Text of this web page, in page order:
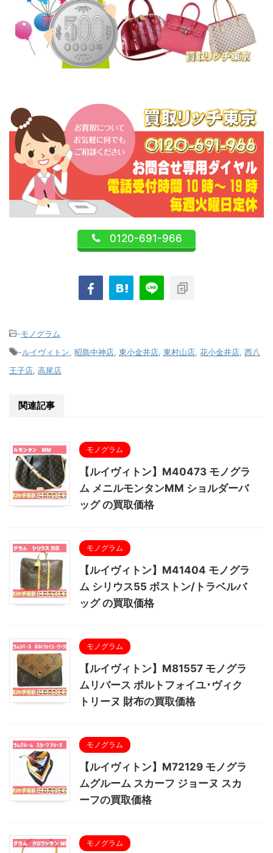
0120-691-966
-モノグラム
-ルイヴィトン 昭島中神店 東小金井店 東村山店 花小金井店 西八
王子店 高尾店
関連記事
モノグラム
【ルイヴィトン】M40473 モノグラ
ム メニルモンタンMM ショルダーバ
ッグ の買取価格
モノグラム
【ルイヴィトン】M41404 モノグラ
ム シリウス55 ボストン/トラベルバ
ッグ の買取価格
モノグラム
【ルイヴィトン】M81557 モノグラ
ムリバース ポルトフォイユ･ヴィク
トリーヌ 財布の買取価格
モノグラム
【ルイヴィトン】M72129 モノグラ
ムグルーム スカーフ ジョーヌ スカ
ーフの買取価格
モノグラム